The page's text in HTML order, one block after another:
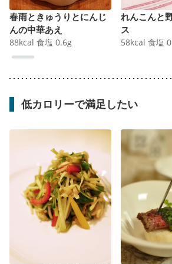
春雨ときゅうりとにんじ
んの中華あえ
88kcal 食塩 0.6g
れんこんと
ス
58kcal 食塩
低カロリーで満足したい